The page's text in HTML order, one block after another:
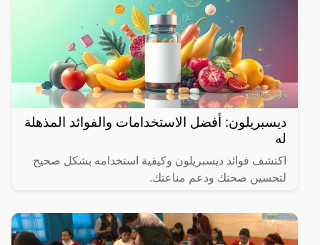
ديسبريلون: أفضل الاستخدامات والفوائد المذهلة
له
اكتشف فوائد ديسبريلون وكيفية استخدامه بشكل صحيح
لتحسين صحتك ودعم مناعتك.